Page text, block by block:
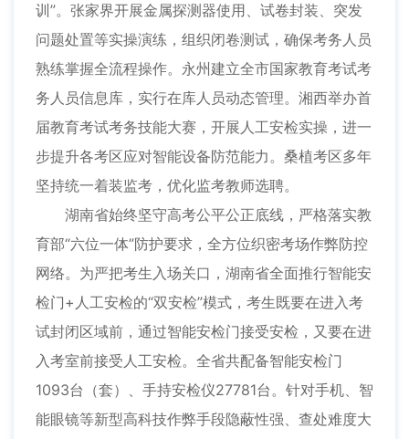
训”。张家界开展金属探测器使用、试卷封装、突发
问题处置等实操演练，组织闭卷测试，确保考务人员
熟练掌握全流程操作。永州建立全市国家教育考试考
务人员信息库，实行在库人员动态管理。湘西举办首
届教育考试考务技能大赛，开展人工安检实操，进一
步提升各考区应对智能设备防范能力。桑植考区多年
坚持统一着装监考，优化监考教师选聘。
湖南省始终坚守高考公平公正底线，严格落实教
育部“六位一体”防护要求，全方位织密考场作弊防控
网络。为严把考生入场关口，湖南省全面推行智能安
检门+人工安检的“双安检”模式，考生既要在进入考
试封闭区域前，通过智能安检门接受安检，又要在进
入考室前接受人工安检。全省共配备智能安检门
1093台（套）、手持安检仪27781台。针对手机、智
能眼镜等新型高科技作弊手段隐蔽性强、查处难度大